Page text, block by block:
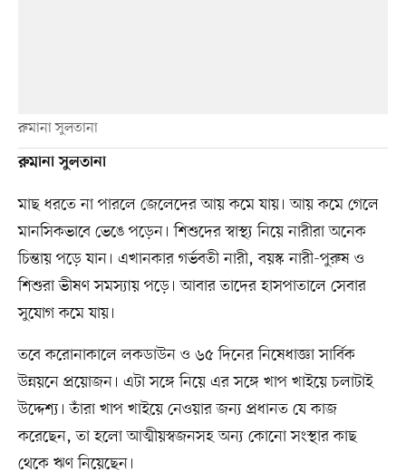
রুমানা সুলতানা
রুমানা সুলতানা
মাছ ধরতে না পারলে জেলেদের আয় কমে যায়। আয় কমে গেলে
মানসিকভাবে ভেঙে পড়েন। শিশুদের স্বাস্থ্য নিয়ে নারীরা অনেক
চিন্তায় পড়ে যান। এখানকার গর্ভবতী নারী, বয়স্ক নারী-পুরুষ ও
শিশুরা ভীষণ সমস্যায় পড়ে। আবার তাদের হাসপাতালে সেবার
সুযোগ কমে যায়।
তবে করোনাকালে লকডাউন ও ৬৫ দিনের নিষেধাজ্ঞা সার্বিক
উন্নয়নে প্রয়োজন। এটা সঙ্গে নিয়ে এর সঙ্গে খাপ খাইয়ে চলাটাই
উদ্দেশ্য। তাঁরা খাপ খাইয়ে নেওয়ার জন্য প্রধানত যে কাজ
করেছেন, তা হলো আত্মীয়স্বজনসহ অন্য কোনো সংস্থার কাছ
থেকে ঋণ নিয়েছেন।